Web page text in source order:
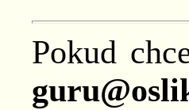
Pokud